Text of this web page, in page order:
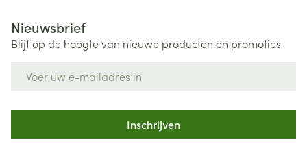
Nieuwsbrief
Blijf op de hoogte van nieuwe producten en promoties
Inschrijven